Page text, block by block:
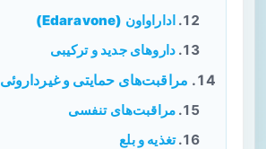
اداراواون (Edaravone)
داروهای جدید و ترکیبی
مراقبت‌های حمایتی و غیرداروئی
مراقبت‌های تنفسی
تغذیه و بلع